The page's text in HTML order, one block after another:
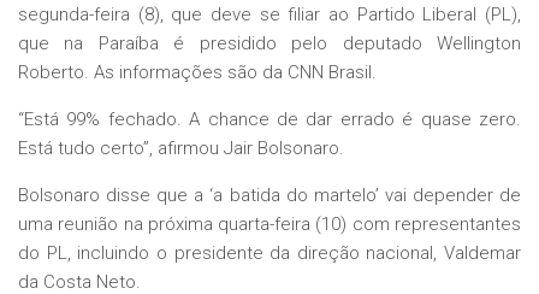
segunda-feira (8), que deve se filiar ao Partido Liberal (PL),
que na Paraíba é presidido pelo deputado Wellington
Roberto. As informações são da CNN Brasil.
“Está 99% fechado. A chance de dar errado é quase zero.
Está tudo certo”, afirmou Jair Bolsonaro.
Bolsonaro disse que a ‘a batida do martelo’ vai depender de
uma reunião na próxima quarta-feira (10) com representantes
do PL, incluindo o presidente da direção nacional, Valdemar
da Costa Neto.